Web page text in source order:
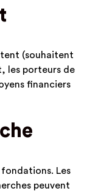
(souhaitent
les porteurs de
financiers
Les
peuvent